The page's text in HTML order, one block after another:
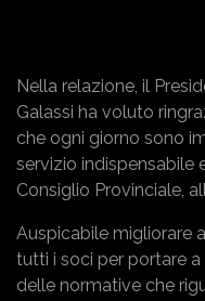
Nella relazione, il
Galassi ha voluto
che ogni giorno sono
servizio indispensabile
Consiglio Provinciale,
Auspicabile migliorare
tutti i soci per portare
delle normative che